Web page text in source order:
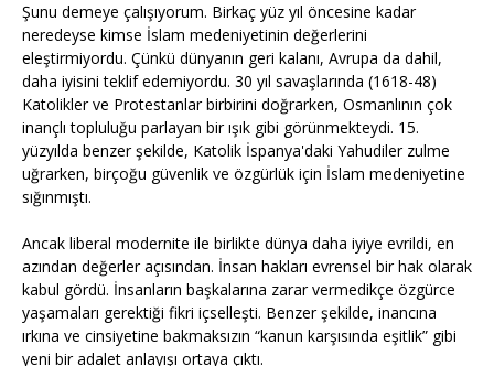
Şunu demeye çalışıyorum. Birkaç yüz yıl öncesine kadar
neredeyse kimse İslam medeniyetinin değerlerini
eleştirmiyordu. Çünkü dünyanın geri kalanı, Avrupa da dahil,
daha iyisini teklif edemiyordu. 30 yıl savaşlarında (1618-48)
Katolikler ve Protestanlar birbirini doğrarken, Osmanlının çok
inançlı topluluğu parlayan bir ışık gibi görünmekteydi. 15.
yüzyılda benzer şekilde, Katolik İspanya'daki Yahudiler zulme
uğrarken, birçoğu güvenlik ve özgürlük için İslam medeniyetine
sığınmıştı.
Ancak liberal modernite ile birlikte dünya daha iyiye evrildi, en
azından değerler açısından. İnsan hakları evrensel bir hak olarak
kabul gördü. İnsanların başkalarına zarar vermedikçe özgürce
yaşamaları gerektiği fikri içselleşti. Benzer şekilde, inancına
ırkına ve cinsiyetine bakmaksızın “kanun karşısında eşitlik” gibi
yeni bir adalet anlayışı ortaya çıktı.